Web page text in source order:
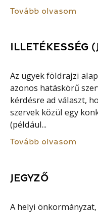
Tovább olvasom
ILLETÉKESSÉG
Az ügyek földrajzi
azonos hatáskörű
kérdésre ad választ,
szervek közül egy
(például...
Tovább olvasom
JEGYZŐ
A helyi